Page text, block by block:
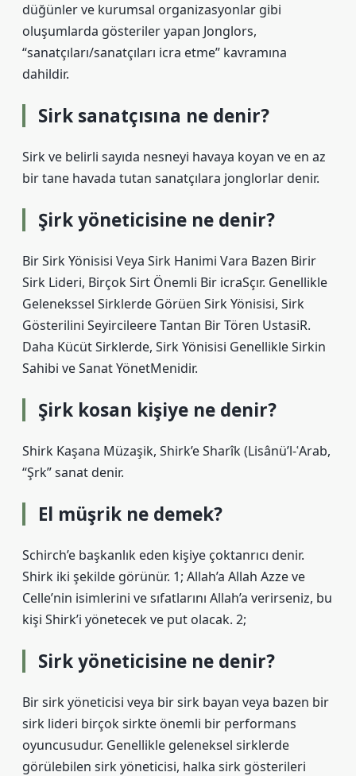
düğünler ve kurumsal organizasyonlar gibi
oluşumlarda gösteriler yapan Jonglors,
“sanatçıları/sanatçıları icra etme” kavramına
dahildir.
Sirk sanatçısına ne denir?
Sirk ve belirli sayıda nesneyi havaya koyan ve en az
bir tane havada tutan sanatçılara jonglorlar denir.
Şirk yöneticisine ne denir?
Bir Sirk Yönisisi Veya Sirk Hanimi Vara Bazen Birir
Sirk Lideri, Birçok Sirt Önemli Bir icraSçır. Genellikle
Gelenekssel Sirklerde Görüen Sirk Yönisisi, Sirk
Gösterilini Seyircileere Tantan Bir Tören UstasiR.
Daha Kücüt Sirklerde, Sirk Yönisisi Genellikle Sirkin
Sahibi ve Sanat YönetMenidir.
Şirk kosan kişiye ne denir?
Shirk Kaşana Müzaşik, Shirk’e Sharîk (Lisânü’l-ʿArab,
“Şrk” sanat denir.
El müşrik ne demek?
Schirch’e başkanlık eden kişiye çoktanrıcı denir.
Shirk iki şekilde görünür. 1; Allah’a Allah Azze ve
Celle’nin isimlerini ve sıfatlarını Allah’a verirseniz, bu
kişi Shirk’i yönetecek ve put olacak. 2;
Sirk yöneticisine ne denir?
Bir sirk yöneticisi veya bir sirk bayan veya bazen bir
sirk lideri birçok sirkte önemli bir performans
oyuncusudur. Genellikle geleneksel sirklerde
görülebilen sirk yöneticisi, halka sirk gösterileri